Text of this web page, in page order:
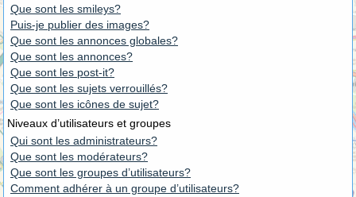
Que sont les smileys?
Puis-je publier des images?
Que sont les annonces globales?
Que sont les annonces?
Que sont les post-it?
Que sont les sujets verrouillés?
Que sont les icônes de sujet?
Niveaux d’utilisateurs et groupes
Qui sont les administrateurs?
Que sont les modérateurs?
Que sont les groupes d’utilisateurs?
Comment adhérer à un groupe d’utilisateurs?